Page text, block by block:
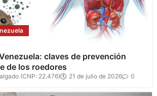
claves de prevención
de los roedores
(CNP: 22.476) 21 de julio de 2026 0